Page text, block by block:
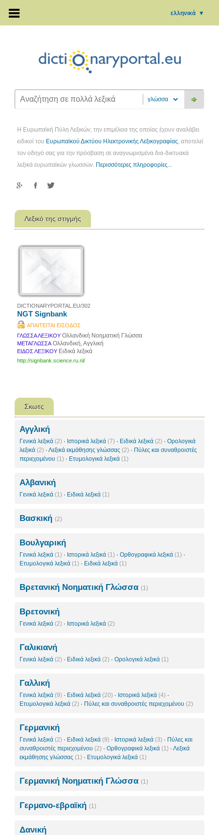
ελληνικά ▼
Η Ευρωπαϊκή Πύλη Λεξικών, την επιμέλεια της οποίας έχουν αναλάβει
ειδικοί του Ευρωπαϊκού Δικτύου Ηλεκτρονικής Λεξικογραφίας, αποτελεί
τον οδηγό σας για την πρόσβαση σε αναγνωρισμένα δια-δικτυακά
λεξικά ευρωπαϊκών γλωσσών. Περισσότερες πληροφορίες...
Λεξικό της στιγμής
DICTIONARYPORTAL.EU/302
NGT Signbank
ΑΠΑΙΤΕΙΤΑΙ ΕΙΣΟΔΟΣ
ΓΛΩΣΣΑ ΛΕΞΙΚΟΥ Ολλανδική Νοηματική Γλώσσα
ΜΕΤΑΓΛΩΣΣΑ Ολλανδική, Αγγλική
ΕΙΔΟΣ ΛΕΞΙΚΟΥ Ειδικά λεξικά
http://signbank.science.ru.nl/
Σκωτς
Αγγλική
Γενικά λεξικά (2) · Ιστορικά λεξικά (7) · Ειδικά λεξικά (2) · Ορολογικά
λεξικά (2) · Λεξικά εκμάθησης γλώσσας (2) · Πύλες και συναθροιστές
περιεχομένου (1) · Ετυμολογικά λεξικά (1)
Αλβανική
Γενικά λεξικά (1) · Ειδικά λεξικά (1)
Βασκική (2)
Βουλγαρική
Γενικά λεξικά (1) · Ιστορικά λεξικά (1) · Ορθογραφικά λεξικά (1) ·
Ετυμολογικά λεξικά (1) · Ειδικά λεξικά (1)
Βρετανική Νοηματική Γλώσσα (1)
Βρετονική
Γενικά λεξικά (2) · Ιστορικά λεξικά (2)
Γαλικιανή
Γενικά λεξικά (2) · Ειδικά λεξικά (2) · Ορολογικά λεξικά (1)
Γαλλική
Γενικά λεξικά (9) · Ειδικά λεξικά (20) · Ιστορικά λεξικά (4) ·
Ετυμολογικά λεξικά (2) · Πύλες και συναθροιστές περιεχομένου (2)
Γερμανική
Γενικά λεξικά (2) · Ειδικά λεξικά (9) · Ιστορικά λεξικά (3) · Πύλες και
συναθροιστές περιεχομένου (2) · Ορθογραφικά λεξικά (1) · Λεξικά
εκμάθησης γλώσσας (1) · Ετυμολογικά λεξικά (1)
Γερμανική Νοηματική Γλώσσα (1)
Γερμανο-εβραϊκή (1)
Δανική